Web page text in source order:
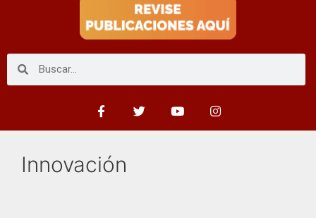
Innovación